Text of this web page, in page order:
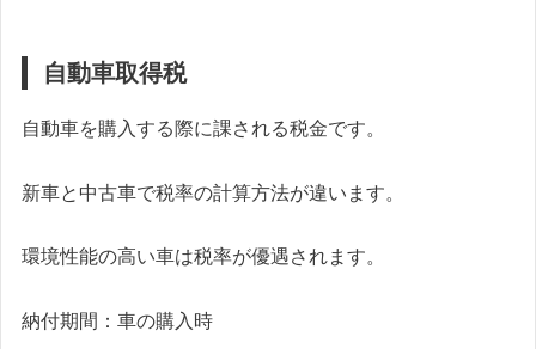
自動車取得税
自動車を購入する際に課される税金です。
新車と中古車で税率の計算方法が違います。
環境性能の高い車は税率が優遇されます。
納付期間：車の購入時